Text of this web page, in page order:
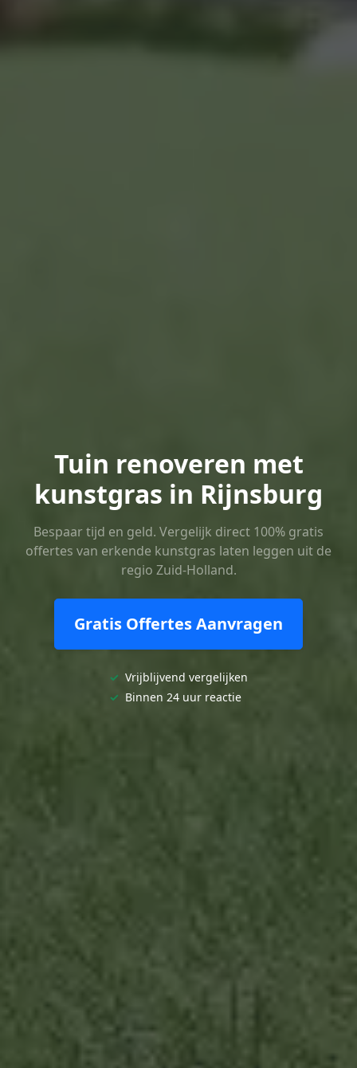
Tuin renoveren met
kunstgras in Rijnsburg
Bespaar tijd en geld. Vergelijk direct 100% gratis
offertes van erkende kunstgras laten leggen uit de
regio Zuid-Holland.
Gratis Offertes Aanvragen
✓ Vrijblijvend vergelijken
✓ Binnen 24 uur reactie